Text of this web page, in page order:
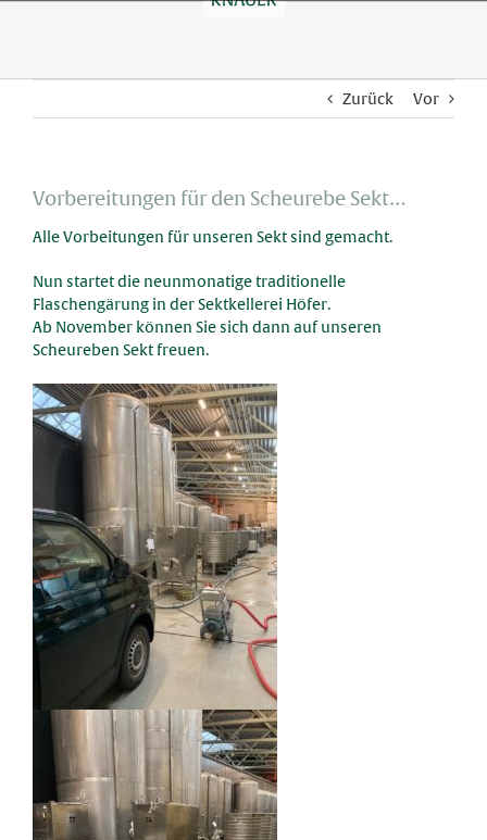
Zurück Vor
Vorbereitungen für den Scheurebe Sekt…
Alle Vorbeitungen für unseren Sekt sind gemacht.
Nun startet die neunmonatige traditionelle
Flaschengärung in der Sektkellerei Höfer.
Ab November können Sie sich dann auf unseren
Scheureben Sekt freuen.